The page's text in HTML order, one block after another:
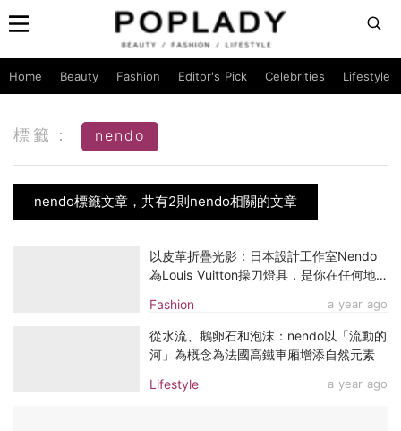
Home Beauty Fashion Editor's Pick Celebrities Lifestyle
標籤： nendo
nendo標籤文章，共有2則nendo相關的文章
Fashion a year ago
以皮革折疊光影：日本設計工作室Nendo
為Louis Vuitton操刀燈具，是你在任何地
Lifestyle a year ago
從水流、鵝卵石和泡沫：nendo以「流動的
河」為概念為法國高鐵車廂增添自然元素